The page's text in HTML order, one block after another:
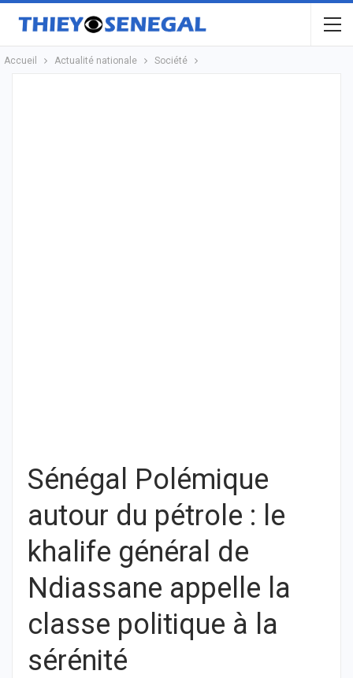
Accueil Actualité nationale Société
Sénégal Polémique
autour du pétrole : le
khalife général de
Ndiassane appelle la
classe politique à la
sérénité